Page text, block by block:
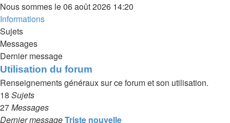
Nous sommes le 06 août 2026 14:20
Informations
Sujets
Messages
Dernier message
Utilisation du forum
Renseignements généraux sur ce forum et son utilisation.
18 Sujets
27Messages
Dernier messageTriste nouvelle